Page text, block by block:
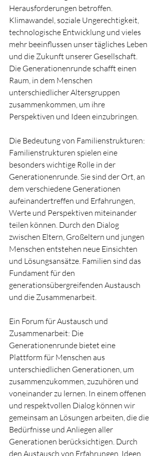
Herausforderungen betroffen.
Klimawandel, soziale Ungerechtigkeit,
technologische Entwicklung und vieles
mehr beeinflussen unser tägliches Leben
und die Zukunft unserer Gesellschaft.
Die Generationenrunde schafft einen
Raum, in dem Menschen
unterschiedlicher Altersgruppen
zusammenkommen, um ihre
Perspektiven und Ideen einzubringen.
Die Bedeutung von Familienstrukturen:
Familienstrukturen spielen eine
besonders wichtige Rolle in der
Generationenrunde. Sie sind der Ort, an
dem verschiedene Generationen
aufeinandertreffen und Erfahrungen,
Werte und Perspektiven miteinander
teilen können. Durch den Dialog
zwischen Eltern, Großeltern und jungen
Menschen entstehen neue Einsichten
und Lösungsansätze. Familien sind das
Fundament für den
generationsübergreifenden Austausch
und die Zusammenarbeit.
Ein Forum für Austausch und
Zusammenarbeit: Die
Generationenrunde bietet eine
Plattform für Menschen aus
unterschiedlichen Generationen, um
zusammenzukommen, zuzuhören und
voneinander zu lernen. In einem offenen
und respektvollen Dialog können wir
gemeinsam an Lösungen arbeiten, die die
Bedürfnisse und Anliegen aller
Generationen berücksichtigen. Durch
den Austausch von Erfahrungen, Ideen